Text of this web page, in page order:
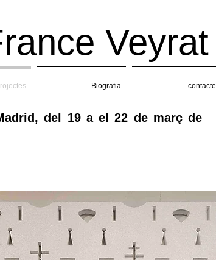
Veyrat
Biografia contacte
del 19 a el 22 de març de